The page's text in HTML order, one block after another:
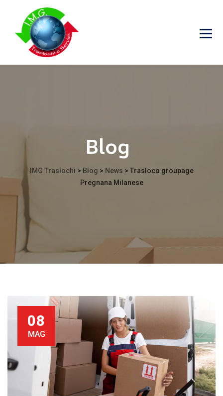
Blog
IMG Traslochi > Blog > News > Trasloco groupage
Pregnana Milanese
08
MAG